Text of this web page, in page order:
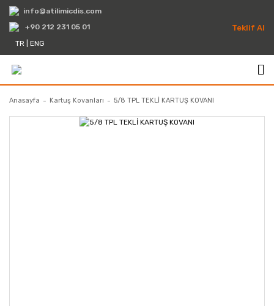
info@atilimicdis.com
+90 212 231 05 01
TR
ENG
Teklif Al
Anasayfa Kartuş Kovanları 5/8 TPL TEKLİ KARTUŞ KOVANI